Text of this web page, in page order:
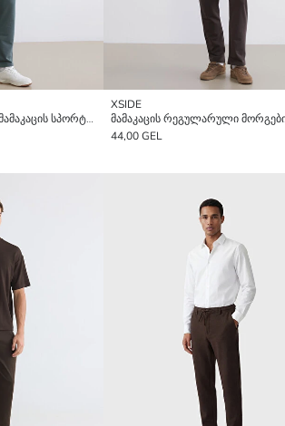
სტანდარტული ზომის მამაკაცის სპორტული შარვალი
XSIDE
44,00 GEL